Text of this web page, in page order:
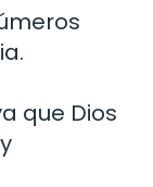
que Dios